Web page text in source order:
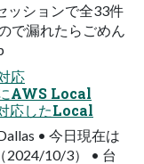
ッションで全33件
で漏れたらごめん
応
AWS Local
応したLocal
• 今日現在は
2024/10/3） • 台